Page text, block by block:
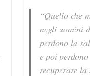
“Quello che
negli uomini
perdono la
e poi
recuperare la